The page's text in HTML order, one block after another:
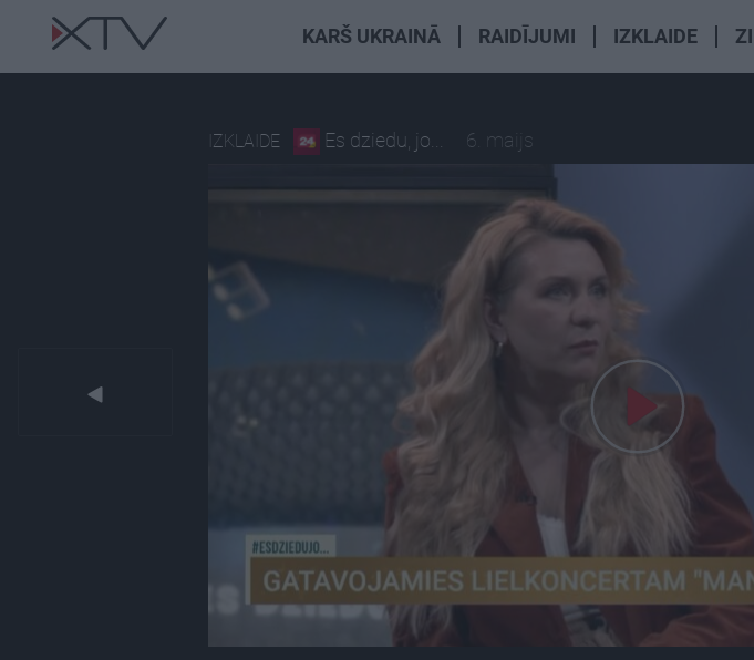
KARŠ UKRAINĀ RAIDĪJUMI IZKLAIDE
IZKLAIDE Es dziedu, jo... 6. maijs